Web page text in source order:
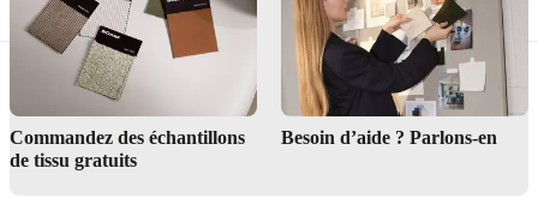
Commandez des échantillons
de tissu gratuits
Besoin d’aide ? Parlons-en